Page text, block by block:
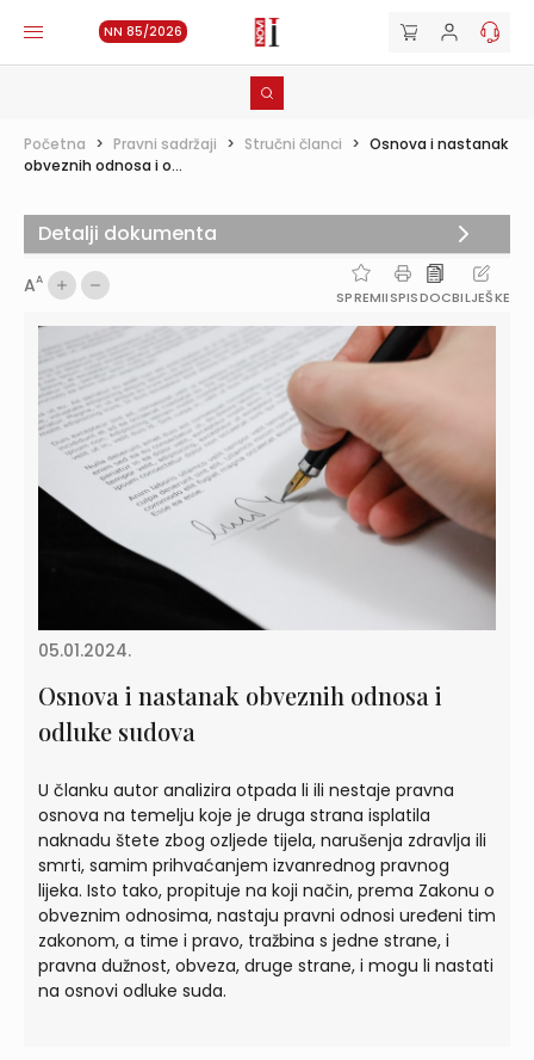
NN 85/2026
Početna > Pravni sadržaji > Stručni članci > Osnova i nastanak
obveznih odnosa i o...
AA
SPREMIISPISDOCBILJEŠKE
05.01.2024.
Osnova i nastanak obveznih odnosa i
odluke sudova
U članku autor analizira otpada li ili nestaje pravna
osnova na temelju koje je druga strana isplatila
naknadu štete zbog ozljede tijela, narušenja zdravlja ili
smrti, samim prihvaćanjem izvanrednog pravnog
lijeka. Isto tako, propituje na koji način, prema Zakonu o
obveznim odnosima, nastaju pravni odnosi uređeni tim
zakonom, a time i pravo, tražbina s jedne strane, i
pravna dužnost, obveza, druge strane, i mogu li nastati
na osnovi odluke suda.
Detalji dokumenta